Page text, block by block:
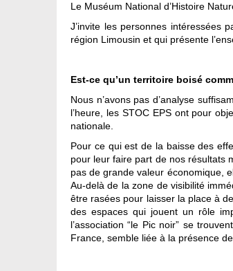
Le Muséum National d’Histoire
J’invite les personnes intéressées
région Limousin et qui présente
Est-ce qu’un territoire boisé
Nous n’avons pas d’analyse
l’heure, les STOC EPS ont pour
nationale.
Pour ce qui est de la baisse des
pour leur faire part de nos résultats
pas de grande valeur économique,
Au-delà de la zone de visibilité
être rasées pour laisser la place à
des espaces qui jouent un rôle
l’association “le Pic noir” se
France, semble liée à la présence